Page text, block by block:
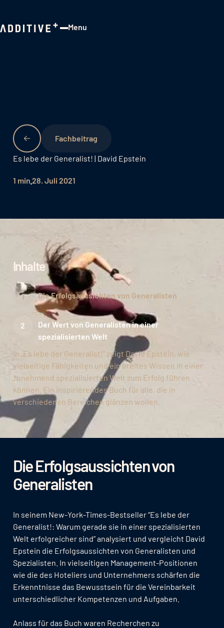
Menu
Fachbeitrag
Es lebe der Generalist! | David Epstein
1 min 28. Juli 2021
In „Es lebe der Generalist!“ zeigt David Epstein, wie
vielseitige Fähigkeiten und ein breites Wissen in einer
zunehmend spezialisierten Welt zum Erfolg führen
können. Ein inspirierendes Buch für alle, die in
verschiedenen Bereichen glänzen wollen.
Die Erfolgsaussichten von
Generalisten
In seinem New-York-Times-Bestseller “Es lebe der
Generalist!: Warum gerade sie in einer spezialisierten
Welt erfolgreicher sind” analysiert und vergleicht David
Epstein die Erfolgsaussichten von Generalisten und
Spezialisten. In vielseitigen Management-Positionen
wie die des Hoteliers und Unternehmers schärfen die
Erkenntnisse das Bewusstsein für die Vereinbarkeit
unterschiedlicher Kompetenzen und Aufgaben.
Anlass für das Buch waren Recherchen zu
Inhalte
Die Erfolgsaussichten von Generalisten
Der Wert von Generalisten in einer
spezialisierten Welt